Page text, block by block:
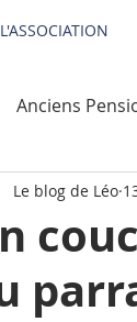
L'ASSOCIATION
Anciens
2014
2016
Le blog de Léo